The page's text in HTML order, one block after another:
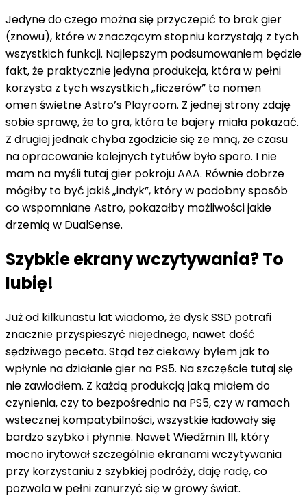
Jedyne do czego można się przyczepić to brak gier
(znowu), które w znaczącym stopniu korzystają z tych
wszystkich funkcji. Najlepszym podsumowaniem będzie
fakt, że praktycznie jedyna produkcja, która w pełni
korzysta z tych wszystkich „ficzerów” to nomen
omen świetne Astro’s Playroom. Z jednej strony zdaję
sobie sprawę, że to gra, która te bajery miała pokazać.
Z drugiej jednak chyba zgodzicie się ze mną, że czasu
na opracowanie kolejnych tytułów było sporo. I nie
mam na myśli tutaj gier pokroju AAA. Równie dobrze
mógłby to być jakiś „indyk”, który w podobny sposób
co wspomniane Astro, pokazałby możliwości jakie
drzemią w DualSense.
Szybkie ekrany wczytywania? To
lubię!
Już od kilkunastu lat wiadomo, że dysk SSD potrafi
znacznie przyspieszyć niejednego, nawet dość
sędziwego peceta. Stąd też ciekawy byłem jak to
wpłynie na działanie gier na PS5. Na szczęście tutaj się
nie zawiodłem. Z każdą produkcją jaką miałem do
czynienia, czy to bezpośrednio na PS5, czy w ramach
wstecznej kompatybilności, wszystkie ładowały się
bardzo szybko i płynnie. Nawet Wiedźmin III, który
mocno irytował szczególnie ekranami wczytywania
przy korzystaniu z szybkiej podróży, daję radę, co
pozwala w pełni zanurzyć się w growy świat.